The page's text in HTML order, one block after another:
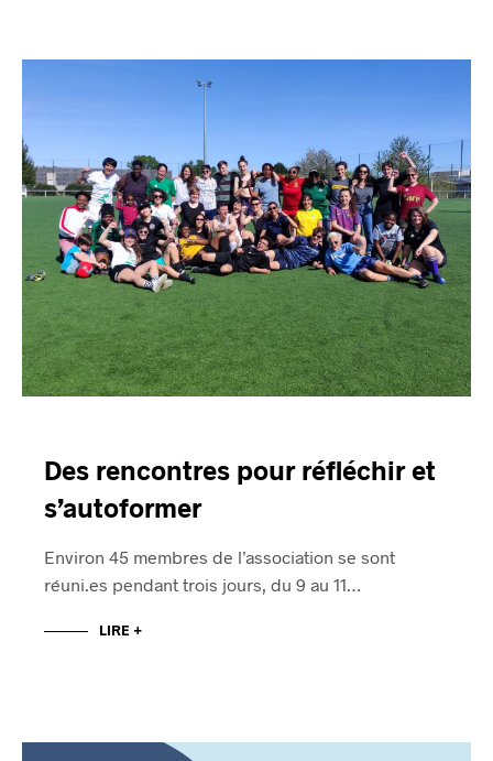
Des rencontres pour réfléchir et
s’autoformer
Environ 45 membres de l’association se sont
réuni.es pendant trois jours, du 9 au 11…
LIRE +